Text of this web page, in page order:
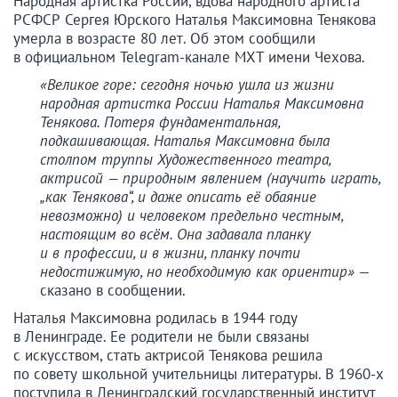
РСФСР Сергея Юрского Наталья Максимовна Тенякова
умерла в возрасте 80 лет. Об этом сообщили
в официальном Telegram-канале МХТ имени Чехова.
«Великое горе: сегодня ночью ушла из жизни
народная артистка России Наталья Максимовна
Тенякова. Потеря фундаментальная,
подкашивающая. Наталья Максимовна была
столпом труппы Художественного театра,
актрисой — природным явлением (научить играть,
„как Тенякова“, и даже описать её обаяние
невозможно) и человеком предельно честным,
настоящим во всём. Она задавала планку
и в профессии, и в жизни, планку почти
недостижимую, но необходимую как ориентир» —
сказано в сообщении.
Наталья Максимовна родилась в 1944 году
в Ленинграде. Ее родители не были связаны
с искусством, стать актрисой Тенякова решила
по совету школьной учительницы литературы. В 1960-х
поступила в Ленинградский государственный институт